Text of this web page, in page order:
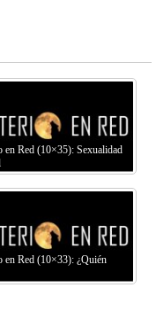
en Red (10×35): Sexualidad
en Red (10×33): ¿Quién